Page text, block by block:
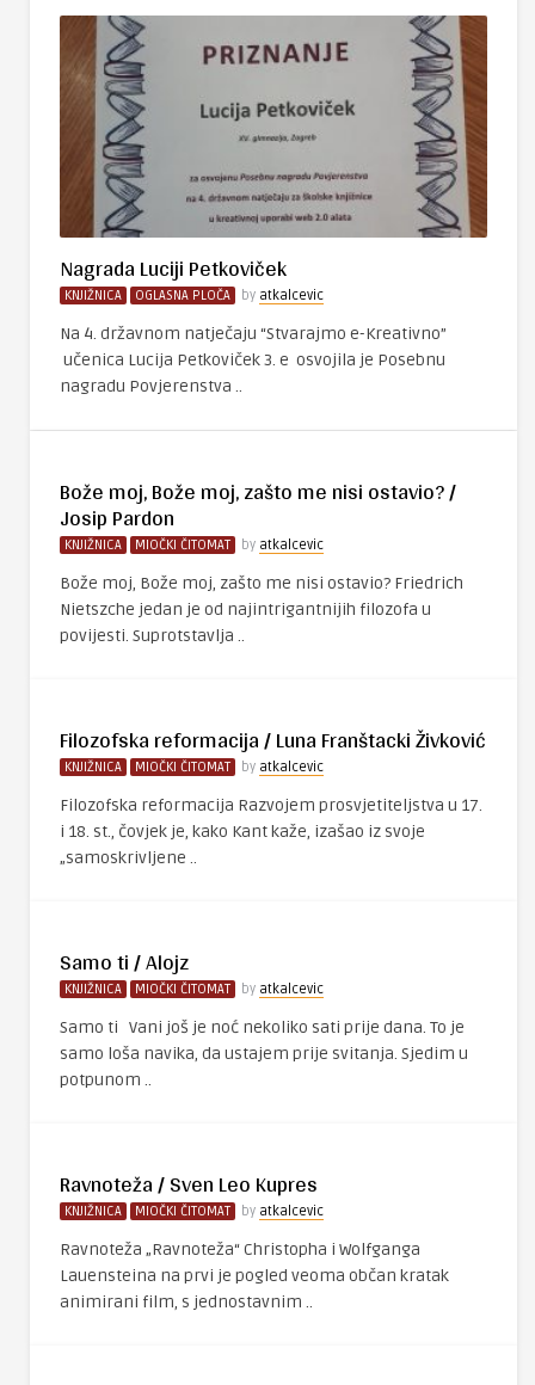
Nagrada Luciji Petkoviček
KNJIŽNICA OGLASNA PLOČA by atkalcevic
Na 4. državnom natječaju “Stvarajmo e-Kreativno”
učenica Lucija Petkoviček 3. e osvojila je Posebnu
nagradu Povjerenstva ..
Bože moj, Bože moj, zašto me nisi ostavio? /
Josip Pardon
KNJIŽNICA MIOČKI ČITOMAT by atkalcevic
Bože moj, Bože moj, zašto me nisi ostavio? Friedrich
Nietszche jedan je od najintrigantnijih filozofa u
povijesti. Suprotstavlja ..
Filozofska reformacija / Luna Franštacki Živković
KNJIŽNICA MIOČKI ČITOMAT by atkalcevic
Filozofska reformacija Razvojem prosvjetiteljstva u 17.
i 18. st., čovjek je, kako Kant kaže, izašao iz svoje
„samoskrivljene ..
Samo ti / Alojz
KNJIŽNICA MIOČKI ČITOMAT by atkalcevic
Samo ti Vani još je noć nekoliko sati prije dana. To je
samo loša navika, da ustajem prije svitanja. Sjedim u
potpunom ..
Ravnoteža / Sven Leo Kupres
KNJIŽNICA MIOČKI ČITOMAT by atkalcevic
Ravnoteža „Ravnoteža“ Christopha i Wolfganga
Lauensteina na prvi je pogled veoma občan kratak
animirani film, s jednostavnim ..